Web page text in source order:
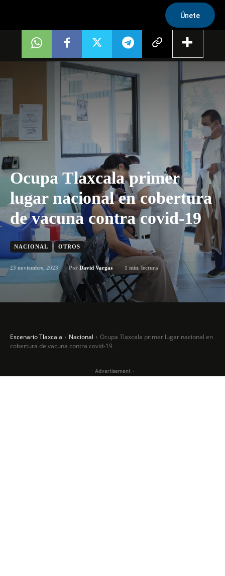
Únete
Ocupa Tlaxcala primer
lugar nacional en cobertura
de vacuna contra covid-19
NACIONAL OTROS
23 noviembre, 2023 Por David Vargas 1 min. lectura
Escenario Tlaxcala Nacional
Ocupa Tlaxcala primer lugar nacional en
cobertura de vacuna contra covid-19
- Advertisement -